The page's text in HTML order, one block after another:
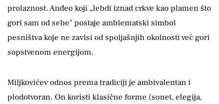
prolaznost. Anđeo koji „lebdi iznad crkve kao plamen što
gori sam od sebe" postaje amblematski simbol
pesništva koje ne zavisi od spoljašnjih okolnosti već gori
sopstvenom energijom.
Miljkovićev odnos prema tradiciji je ambivalentan i
plodotvoran. On koristi klasične forme (sonet, elegija,